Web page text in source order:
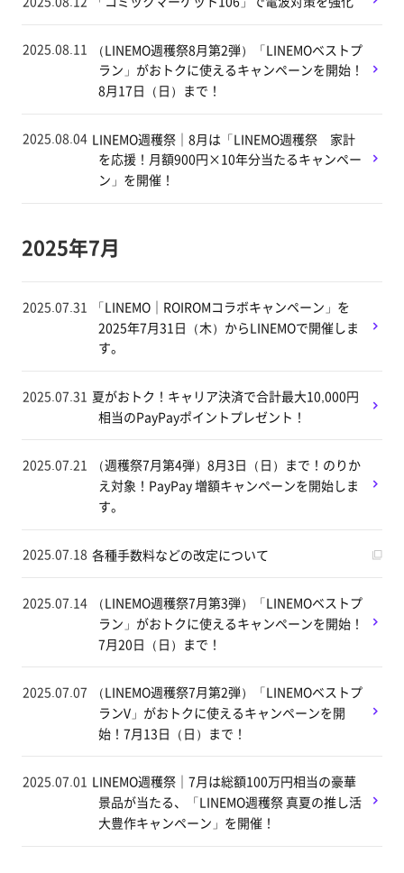
2025.08.11
（LINEMO週穫祭8月第2弾）「LINEMOベストプ
ラン」がおトクに使えるキャンペーンを開始！
8月17日（日）まで！
2025.08.04 LINEMO週穫祭｜8月は「LINEMO週穫祭 家計
を応援！月額900円×10年分当たるキャンペー
ン」を開催！
2025年7月
2025.07.31
「LINEMO｜ROIROMコラボキャンペーン」を
2025年7月31日（木）からLINEMOで開催しま
す。
2025.07.31 夏がおトク！キャリア決済で合計最大10,000円
相当のPayPayポイントプレゼント！
2025.07.21
（週穫祭7月第4弾）8月3日（日）まで！のりか
え対象！PayPay 増額キャンペーンを開始しま
す。
2025.07.18 各種手数料などの改定について
2025.07.14
（LINEMO週穫祭7月第3弾）「LINEMOベストプ
ラン」がおトクに使えるキャンペーンを開始！
7月20日（日）まで！
2025.07.07
（LINEMO週穫祭7月第2弾）「LINEMOベストプ
ランV」がおトクに使えるキャンペーンを開
始！7月13日（日）まで！
2025.07.01 LINEMO週穫祭｜7月は総額100万円相当の豪華
景品が当たる、「LINEMO週穫祭 真夏の推し活
大豊作キャンペーン」を開催！